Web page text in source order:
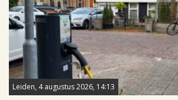
Leiden, 4 augustus 2026, 14:13